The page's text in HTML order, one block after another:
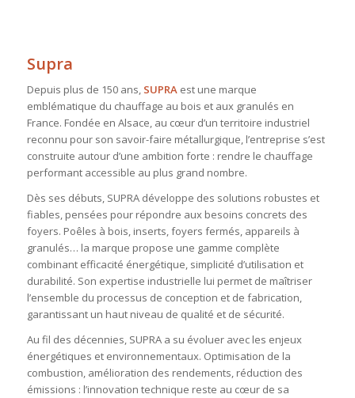
Supra
Depuis plus de 150 ans, SUPRA est une marque
emblématique du chauffage au bois et aux granulés en
France. Fondée en Alsace, au cœur d’un territoire industriel
reconnu pour son savoir-faire métallurgique, l’entreprise s’est
construite autour d’une ambition forte : rendre le chauffage
performant accessible au plus grand nombre.
Dès ses débuts, SUPRA développe des solutions robustes et
fiables, pensées pour répondre aux besoins concrets des
foyers. Poêles à bois, inserts, foyers fermés, appareils à
granulés… la marque propose une gamme complète
combinant efficacité énergétique, simplicité d’utilisation et
durabilité. Son expertise industrielle lui permet de maîtriser
l’ensemble du processus de conception et de fabrication,
garantissant un haut niveau de qualité et de sécurité.
Au fil des décennies, SUPRA a su évoluer avec les enjeux
énergétiques et environnementaux. Optimisation de la
combustion, amélioration des rendements, réduction des
émissions : l’innovation technique reste au cœur de sa